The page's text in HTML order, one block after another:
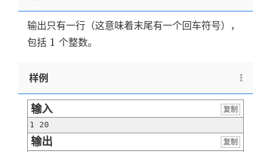
输出只有一行（这意味着末尾有一个回车符号），
包括 1
1 个整数。
样例
输入
复制
1 20
输出
复制